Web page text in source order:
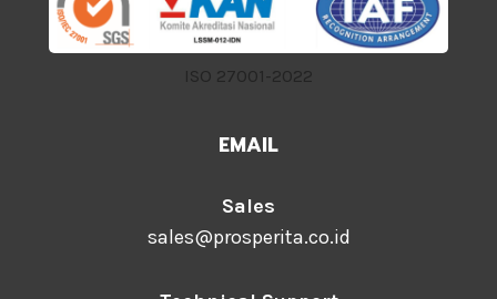
ISO 27001-2022
EMAIL
Sales
sales@prosperita.co.id